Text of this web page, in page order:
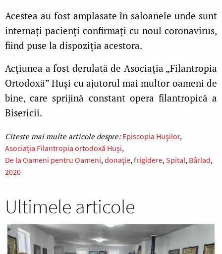
Acestea au fost amplasate în saloanele unde sunt
internați pacienți confirmați cu noul coronavirus,
fiind puse la dispoziția acestora.
Acțiunea a fost derulată de Asociația „Filantropia
Ortodoxă” Huși cu ajutorul mai multor oameni de
bine, care sprijină constant opera filantropică a
Bisericii.
Episcopia Huşilor
Asociația Filantropia ortodoxă Huși
De la Oameni pentru Oameni donaţie frigidere Spital Bârlad
2020
Ultimele articole